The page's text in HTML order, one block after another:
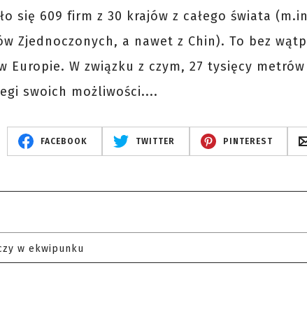
się 609 firm z 30 krajów z całego świata
Zjednoczonych, a nawet z Chin). To bez
W związku z czym, 27 tysięcy metrów
swoich możliwości....
FACEBOOK TWITTER PINTEREST
w ekwipunku